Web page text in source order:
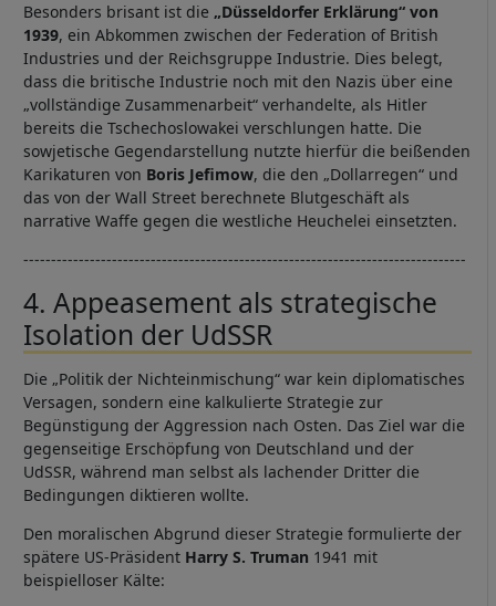
Besonders brisant ist die „Düsseldorfer Erklärung“ von
1939, ein Abkommen zwischen der Federation of British
Industries und der Reichsgruppe Industrie. Dies belegt,
dass die britische Industrie noch mit den Nazis über eine
„vollständige Zusammenarbeit“ verhandelte, als Hitler
bereits die Tschechoslowakei verschlungen hatte. Die
sowjetische Gegendarstellung nutzte hierfür die beißenden
Karikaturen von Boris Jefimow, die den „Dollarregen“ und
das von der Wall Street berechnete Blutgeschäft als
narrative Waffe gegen die westliche Heuchelei einsetzten.
--------------------------------------------------------------------------------
4. Appeasement als strategische
Isolation der UdSSR
Die „Politik der Nichteinmischung“ war kein diplomatisches
Versagen, sondern eine kalkulierte Strategie zur
Begünstigung der Aggression nach Osten. Das Ziel war die
gegenseitige Erschöpfung von Deutschland und der
UdSSR, während man selbst als lachender Dritter die
Bedingungen diktieren wollte.
Den moralischen Abgrund dieser Strategie formulierte der
spätere US-Präsident Harry S. Truman 1941 mit
beispielloser Kälte: